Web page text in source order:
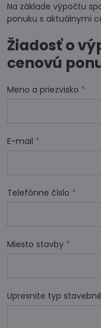
Na základe výpočtu
ponuku s aktuálnymi
Žiadosť o
cenovú
Meno a priezvisko *
E-mail *
Telefónne číslo *
Miesto stavby *
Upresnite typ